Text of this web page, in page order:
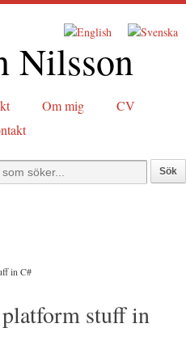
Nilsson
Om mig
CV
in C#
stuff in